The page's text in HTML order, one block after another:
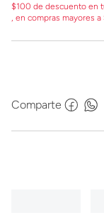
$100 de descuento en
, en compras mayores a
Comparte